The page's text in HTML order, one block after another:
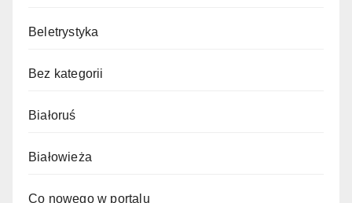
Beletrystyka
Bez kategorii
Białoruś
Białowieża
Co nowego w portalu